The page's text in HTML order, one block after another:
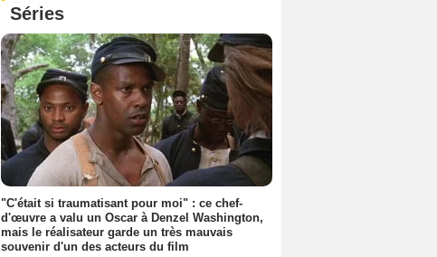
Séries
"C'était si traumatisant pour moi" : ce chef-
d'œuvre a valu un Oscar à Denzel Washington,
mais le réalisateur garde un très mauvais
souvenir d'un des acteurs du film